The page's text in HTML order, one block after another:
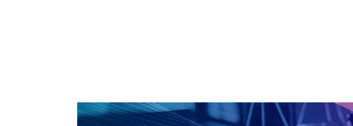
CAPA SOBRE ACESSO CADASTRO